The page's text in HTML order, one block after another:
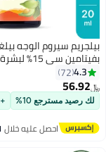
بيلجريم سيروم الوجه
مل | سيروم غني
وحمض الفيروليك،
يقلل البقع الداكنة
البشرة | خالٍ من العطور |
والنساء | مناسب لجميع
4.3
72
﷼‏56.92
لك رصيد مسترجع 10% + 2
احصل عليه خلال
اغسطس